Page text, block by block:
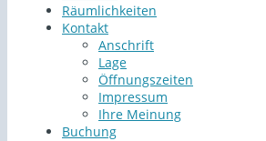
Räumlichkeiten
Kontakt
Anschrift
Lage
Öffnungszeiten
Impressum
Ihre Meinung
Buchung